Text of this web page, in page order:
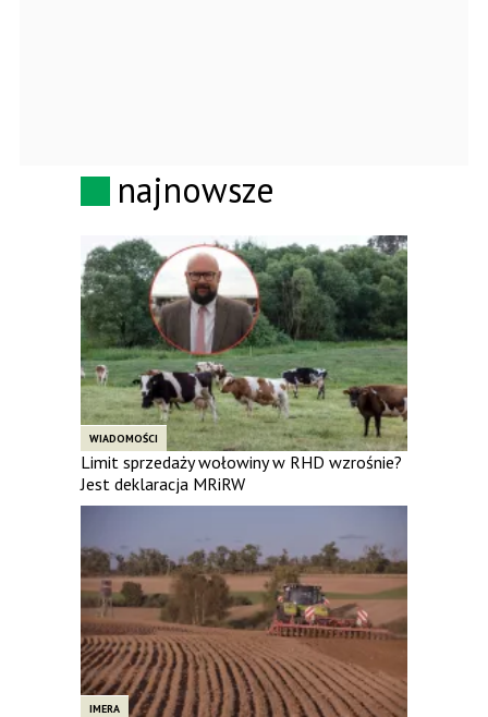
najnowsze
WIADOMOŚCI
Limit sprzedaży wołowiny w RHD wzrośnie?
Jest deklaracja MRiRW
IMERA